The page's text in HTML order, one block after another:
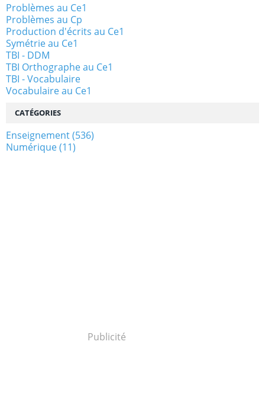
Problèmes au Ce1
Problèmes au Cp
Production d'écrits au Ce1
Symétrie au Ce1
TBI - DDM
TBI Orthographe au Ce1
TBI - Vocabulaire
Vocabulaire au Ce1
CATÉGORIES
Enseignement(536)
Numérique(11)
Publicité